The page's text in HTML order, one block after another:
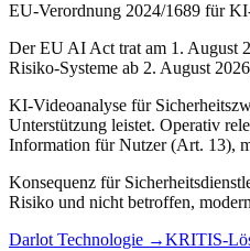
EU-Verordnung 2024/1689 für
Der EU AI Act trat am 1. August
Risiko-Systeme ab 2. August
KI-Videoanalyse für
Unterstützung leistet. Operativ
Information für Nutzer (Art. 13),
Konsequenz für
Risiko und nicht betroffen,
Darlot Technologie →KRITIS-